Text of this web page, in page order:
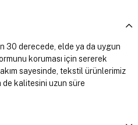
30 derecede, elde ya da uygun
koruması için sererek
sayesinde, tekstil ürünlerimiz
de kalitesini uzun süre